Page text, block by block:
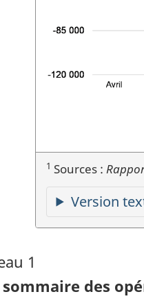
1 Sources :
Version
1
des